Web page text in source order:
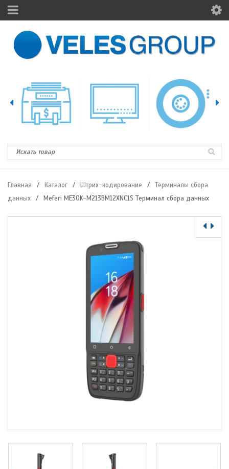
Главная / Каталог / Штрих-кодирование /
Терминалы сбора
данных
/ Meferi ME30K-M213BM12XNC1S Терминал сбора данных